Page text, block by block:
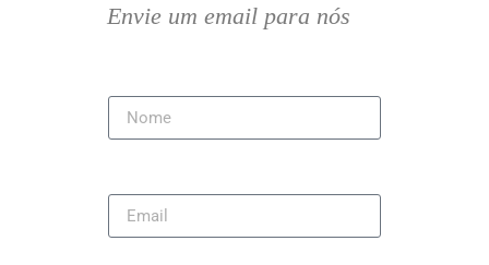
Envie um email para nós